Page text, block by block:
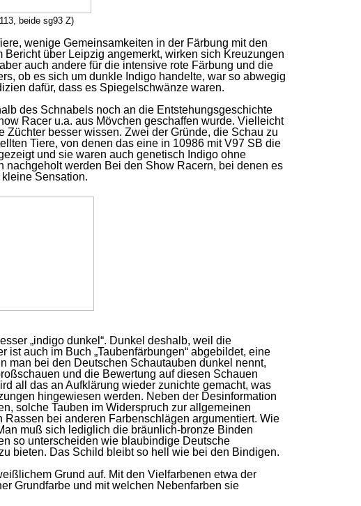
beide sg93 Z)
wenige Gemeinsamkeiten in der Färbung mit den
über Leipzig angemerkt, wirken sich Kreuzungen
auch andere für die intensive rote Färbung und die
ob es sich um dunkle Indigo handelte, war so abwegig
dafür, dass es Spiegelschwänze waren.
des Schnabels noch an die Entstehungsgeschichte
Racer u.a. aus Mövchen geschaffen wurde. Vielleicht
besser wissen. Zwei der Gründe, die Schau zu
Tiere, von denen das eine in 10986 mit V97 SB die
und sie waren auch genetisch Indigo ohne
werden Bei den Show Racern, bei denen es
Sensation.
„indigo dunkel“. Dunkel deshalb, weil die
auch im Buch „Taubenfärbungen“ abgebildet, eine
man bei den Deutschen Schautauben dunkel nennt,
und die Bewertung auf diesen Schauen
all das an Aufklärung wieder zunichte gemacht, was
hingewiesen werden. Neben der Desinformation
solche Tauben im Widerspruch zur allgemeinen
bei anderen Farbenschlägen argumentiert. Wie
muß sich lediglich die bräunlich-bronze Binden
so unterscheiden wie blaubindige Deutsche
bieten. Das Schild bleibt so hell wie bei den Bindigen.
Grund auf. Mit den Vielfarbenen etwa der
Grundfarbe und mit welchen Nebenfarben sie